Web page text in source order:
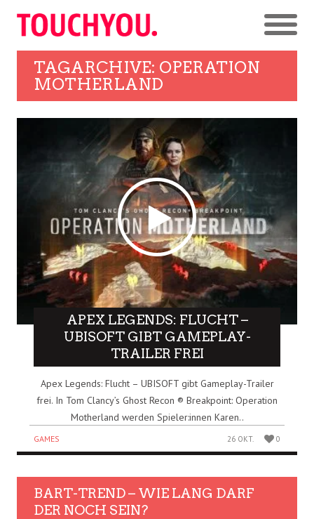
TAGARCHIVE: OPERATION
MOTHERLAND
APEX LEGENDS: FLUCHT –
UBISOFT GIBT GAMEPLAY-
TRAILER FREI
Apex Legends: Flucht – UBISOFT gibt Gameplay-Trailer
frei. In Tom Clancy’s Ghost Recon ® Breakpoint: Operation
Motherland werden Spieler:innen Karen..
GAMES 26 OKT. 0
BART-TREND – WIE LANG DARF
DER NOCH SEIN?